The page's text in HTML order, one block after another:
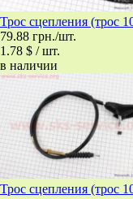
Трос сцепления (трос
79.88 грн./шт.
1.78 $ / шт.
в наличии
Трос сцепления (трос